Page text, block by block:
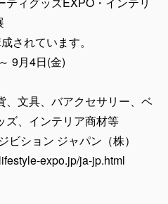
ています。
9月4日(金)
文具、バアクセサリー、ベ
ズ、インテリア商材等
ション ジャパン（株）
expo.jp/ja-jp.html